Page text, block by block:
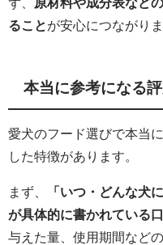
ることが安心につながりま
本当に参考になる
愛犬のフード選びで本当
した特徴があります。
まず、
「いつ・どんな犬
が具体的に書かれている
与えた量、使用期間など